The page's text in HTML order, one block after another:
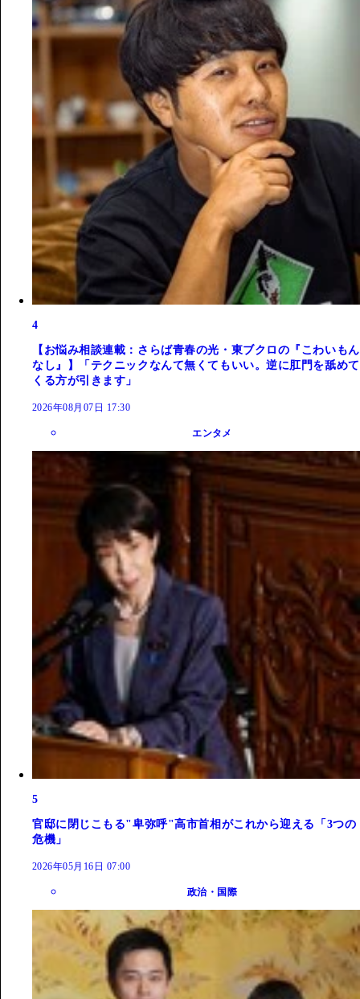
4
【お悩み相談連載：さらば青春の光・東ブクロの『こわいもん
なし』】「テクニックなんて無くてもいい。逆に肛門を舐めて
くる方が引きます」
2026年08月07日 17:30
エンタメ
5
官邸に閉じこもる"卑弥呼"高市首相がこれから迎える「3つの
危機」
2026年05月16日 07:00
政治・国際